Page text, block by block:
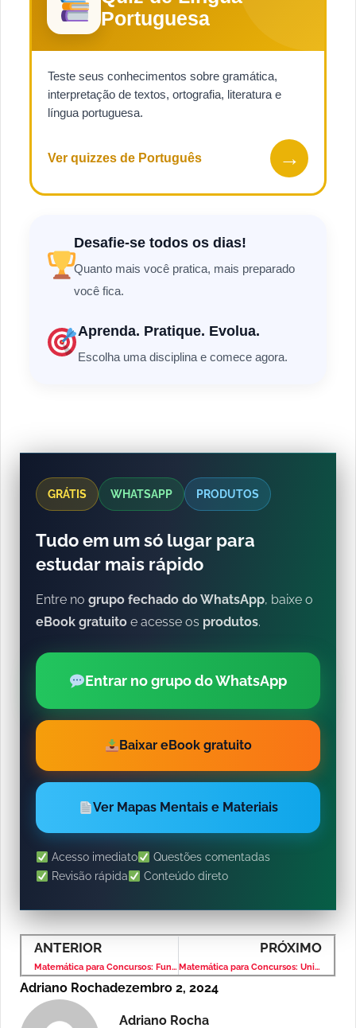
Portuguesa
Teste seus conhecimentos sobre gramática,
interpretação de textos, ortografia, literatura e
língua portuguesa.
Ver quizzes de Português →
Desafie-se todos os dias!
Quanto mais você pratica, mais preparado
você fica.
Aprenda. Pratique. Evolua.
Escolha uma disciplina e comece agora.
GRÁTIS WHATSAPP PRODUTOS
Tudo em um só lugar para
estudar mais rápido
Entre no grupo fechado do WhatsApp, baixe o
eBook gratuito e acesse os produtos.
Entrar no grupo do WhatsApp
Baixar eBook gratuito
Ver Mapas Mentais e Materiais
Acesso imediato
Questões comentadas
Revisão rápida
Conteúdo direto
ANTERIOR
Matemática para Concursos: Função de 1º Grau – Banca VUNESP – Nível Fundamental
PRÓXIMO
Matemática para Concursos: Unidade de Medidas – Banca VUNESP – Nível Fundamental
Adriano Rochadezembro 2, 2024
Adriano Rocha